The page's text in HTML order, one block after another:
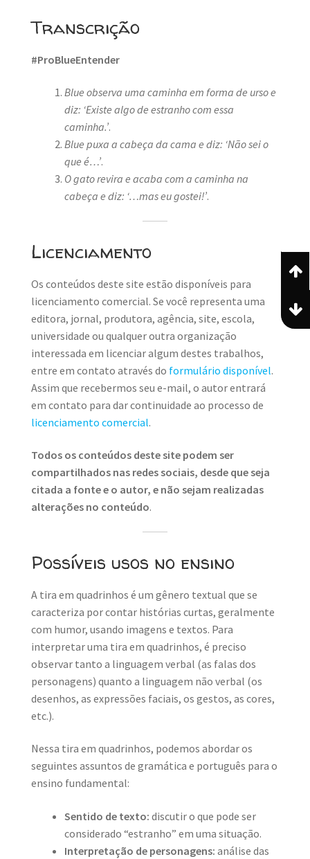
Transcrição
#ProBlueEntender
Blue observa uma caminha em forma de urso e
diz: ‘Existe algo de estranho com essa
caminha.’.
Blue puxa a cabeça da cama e diz: ‘Não sei o
que é…’.
O gato revira e acaba com a caminha na
cabeça e diz: ‘…mas eu gostei!’.
Licenciamento
Os conteúdos deste site estão disponíveis para
licenciamento comercial. Se você representa uma
editora, jornal, produtora, agência, site, escola,
universidade ou qualquer outra organização
interessada em licenciar algum destes trabalhos,
entre em contato através do formulário disponível.
Assim que recebermos seu e-mail, o autor entrará
em contato para dar continuidade ao processo de
licenciamento comercial.
Todos os conteúdos deste site podem ser
compartilhados nas redes sociais, desde que seja
citada a fonte e o autor, e não sejam realizadas
alterações no conteúdo.
Possíveis usos no ensino
A tira em quadrinhos é um gênero textual que se
caracteriza por contar histórias curtas, geralmente
com humor, usando imagens e textos. Para
interpretar uma tira em quadrinhos, é preciso
observar tanto a linguagem verbal (as falas dos
personagens) quanto a linguagem não verbal (os
desenhos, as expressões faciais, os gestos, as cores,
etc.).
Nessa tira em quadrinhos, podemos abordar os
seguintes assuntos de gramática e português para o
ensino fundamental:
Sentido de texto: discutir o que pode ser
considerado “estranho” em uma situação.
Interpretação de personagens: análise das